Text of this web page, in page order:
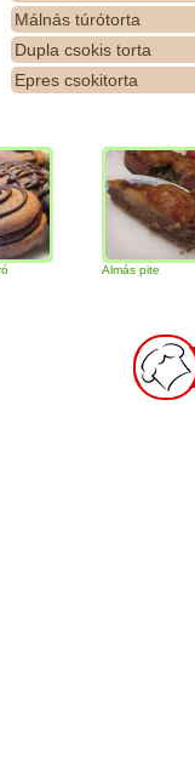
Málnás túrótorta
Dupla csokis torta
Epres csokitorta
Almás pite